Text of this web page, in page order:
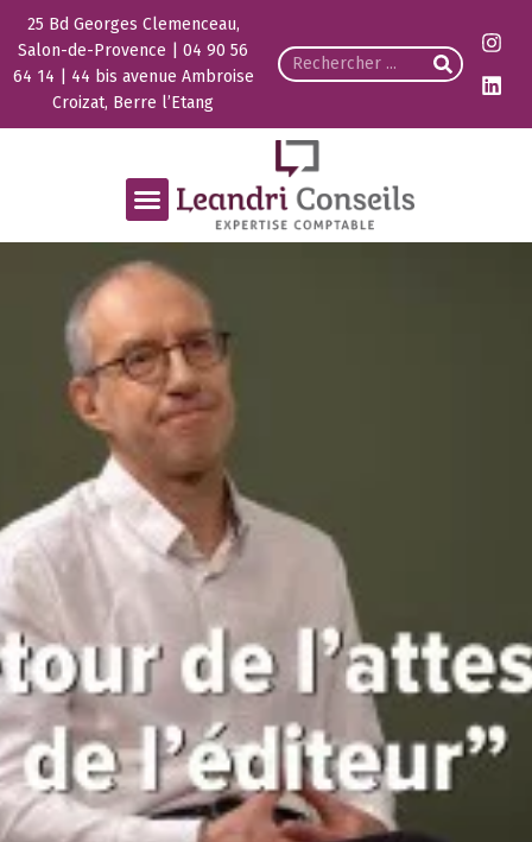
25 Bd Georges Clemenceau,
Salon-de-Provence | 04 90 56
64 14 | 44 bis avenue Ambroise
Croizat, Berre l’Etang